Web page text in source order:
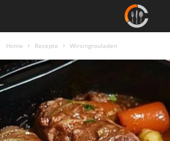
Home Rezepte Wirsingrouladen